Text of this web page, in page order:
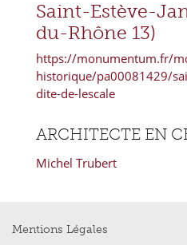
Saint-Estève-
du-Rhône 13)
https://monumentum.fr/
historique/pa00081429/
dite-de-lescale
ARCHITECTE EN
Michel Trubert
Mentions Légales